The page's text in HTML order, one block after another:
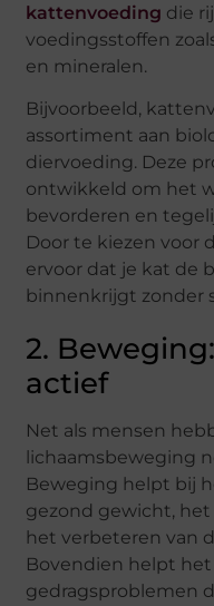
kattenvoeding die
voedingsstoffen
en mineralen.
Bijvoorbeeld,
assortiment aan
diervoeding. Deze
ontwikkeld om het
bevorderen en
Door te kiezen voor
ervoor dat je kat de
binnenkrijgt zonder
2.
actief
Net als mensen
lichaamsbeweging
Beweging helpt bij
gezond gewicht,
het verbeteren van
Bovendien helpt
gedragsproblemen